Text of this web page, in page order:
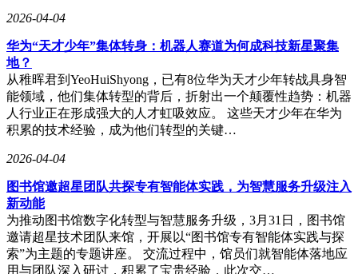
2026-04-04
华为“天才少年”集体转身：机器人赛道为何成科技新星聚集
地？
从稚晖君到YeoHuiShyong，已有8位华为天才少年转战具身智
能领域，他们集体转型的背后，折射出一个颠覆性趋势：机器
人行业正在形成强大的人才虹吸效应。 这些天才少年在华为
积累的技术经验，成为他们转型的关键…
2026-04-04
图书馆邀超星团队共探专有智能体实践，为智慧服务升级注入
新动能
为推动图书馆数字化转型与智慧服务升级，3月31日，图书馆
邀请超星技术团队来馆，开展以“图书馆专有智能体实践与探
索”为主题的专题讲座。 交流过程中，馆员们就智能体落地应
用与团队深入研讨，积累了宝贵经验，此次交…